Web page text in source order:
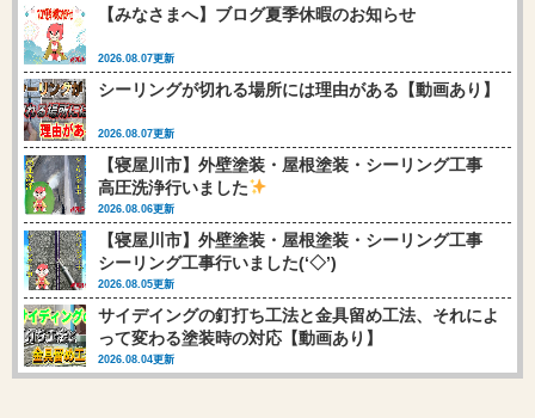
【みなさまへ】ブログ夏季休暇のお知らせ
2026.08.07更新
シーリングが切れる場所には理由がある【動画あり】
2026.08.07更新
【寝屋川市】外壁塗装・屋根塗装・シーリング工事
高圧洗浄行いました
2026.08.06更新
【寝屋川市】外壁塗装・屋根塗装・シーリング工事
シーリング工事行いました(‘◇’)ゞ
2026.08.05更新
サイデイングの釘打ち工法と金具留め工法、それによ
って変わる塗装時の対応【動画あり】
2026.08.04更新